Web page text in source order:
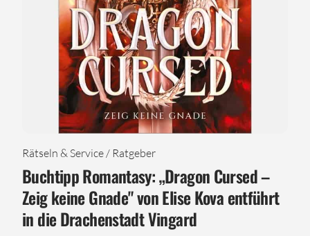
Rätseln & Service / Ratgeber
Buchtipp Romantasy: „Dragon Cursed –
Zeig keine Gnade" von Elise Kova entführt
in die Drachenstadt Vingard